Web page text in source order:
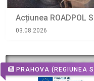
Acțiunea ROADPOL
03.08.2026
PRAHOVA (REGIUNEA